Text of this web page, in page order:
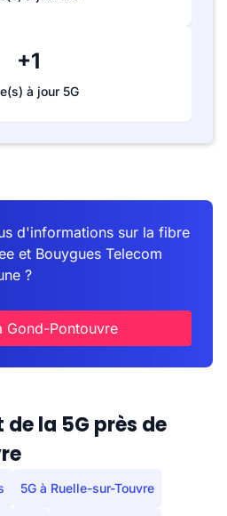
+1
à jour 5G
d'informations sur la fibre
et Bouygues Telecom
?
Gond-Pontouvre
la 5G près de
5G à Ruelle-sur-Touvre